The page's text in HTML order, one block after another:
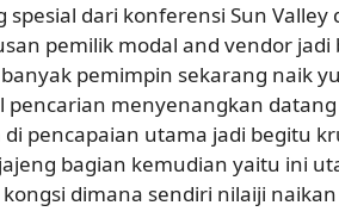
spesial dari konferensi Sun
pemilik modal and vendor
pemimpin sekarang naik
pencarian menyenangkan
pencapaian utama jadi begitu
bagian kemudian yaitu ini
dimana sendiri nilaiji